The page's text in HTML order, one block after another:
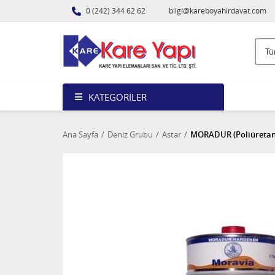
0 (242) 344 62 62 bilgi@kareboyahirdavat.com
KATEGORILER
Ana Sayfa Deniz Grubu Astar MORADUR